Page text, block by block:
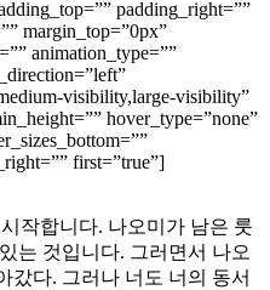
padding_right=””
margin_top=”0px”
animation_type=””
visibility,large-visibility”
hover_type=”none”
first=”true”]
작합니다. 나오미가 남은 룻
는 것입니다. 그러면서 나오
갔다. 그러나 너도 너의 동서